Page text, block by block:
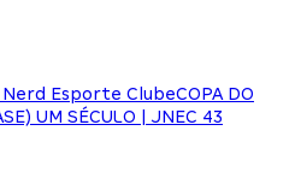
Esporte ClubeCOPA DO
UM SÉCULO | JNEC 43